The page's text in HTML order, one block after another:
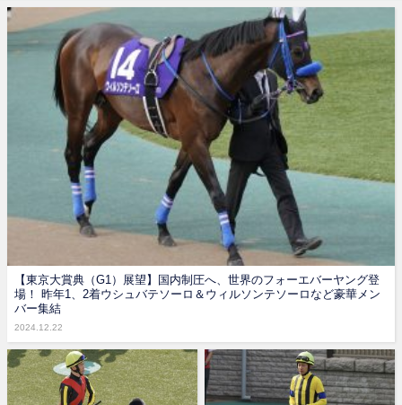
【東京大賞典（G1）展望】国内制圧へ、世界のフォーエバーヤング登
場！ 昨年1、2着ウシュバテソーロ＆ウィルソンテソーロなど豪華メン
バー集結
2024.12.22